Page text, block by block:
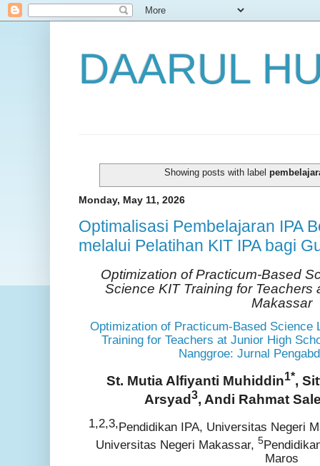
DAARUL
Showing posts with label
Monday, May 11, 2026
Optimalisasi Pembelajaran IPA
melalui Pelatihan KIT IPA bagi
Optimization of Practicum-Based
Science KIT Training for Teachers
Makassar
Optimization of Practicum-Based Science
Training for Teachers at Junior High
Nanggroe: Jurnal
St. Mutia Alfiyanti Muhiddin1*,
Arsyad3, Andi Rahmat
1,2,3, Pendidikan IPA, Universitas Negeri
Universitas Negeri Makassar,5
Maros